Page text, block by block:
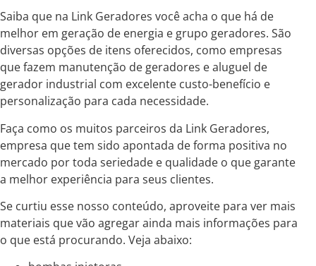
Saiba que na Link Geradores você acha o que há de
melhor em geração de energia e grupo geradores. São
diversas opções de itens oferecidos, como empresas
que fazem manutenção de geradores e aluguel de
gerador industrial com excelente custo-benefício e
personalização para cada necessidade.
Faça como os muitos parceiros da Link Geradores,
empresa que tem sido apontada de forma positiva no
mercado por toda seriedade e qualidade o que garante
a melhor experiência para seus clientes.
Se curtiu esse nosso conteúdo, aproveite para ver mais
materiais que vão agregar ainda mais informações para
o que está procurando. Veja abaixo: